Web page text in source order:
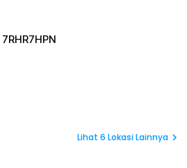
7RHR7HPN
Lihat 6 Lokasi Lainnya